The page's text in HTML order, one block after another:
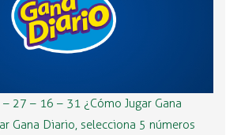
27 – 16 – 31 ¿Cómo Jugar Gana
Gana Diario, selecciona 5 números